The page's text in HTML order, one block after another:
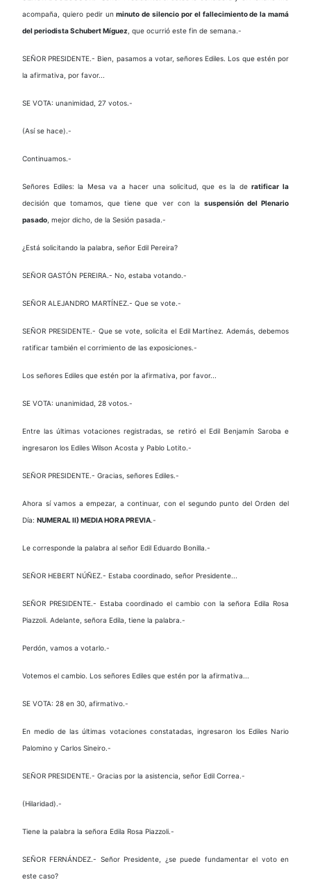
acompaña, quiero pedir unminuto de silencio por el fallecimiento de la mamá
del periodista Schubert Míguez , que ocurrió este fin de semana.-
SEÑOR PRESIDENTE.- Bien, pasamos a votar, señores Ediles. Los que estén por
la afirmativa, por favor...
SE VOTA: unanimidad, 27 votos.-
(Así se hace).-
Continuamos.-
Señores Ediles: la Mesa va a hacer una solicitud, que es la deratificar la
decisión que tomamos, que tiene que ver con la suspensión del Plenario
pasado , mejor dicho, de la Sesión pasada.-
¿Está solicitando la palabra, señor Edil Pereira?
SEÑOR GASTÓN PEREIRA.- No, estaba votando.-
SEÑOR ALEJANDRO MARTÍNEZ.- Que se vote.-
SEÑOR PRESIDENTE.- Que se vote, solicita el Edil Martínez. Además, debemos
ratificar también el corrimiento de las exposiciones.-
Los señores Ediles que estén por la afirmativa, por favor...
SE VOTA: unanimidad, 28 votos.-
Entre las últimas votaciones registradas, se retiró el Edil Benjamín Saroba e
ingresaron los Ediles Wilson Acosta y Pablo Lotito.-
SEÑOR PRESIDENTE.- Gracias, señores Ediles.-
Ahora sí vamos a empezar, a continuar, con el segundo punto del Orden del
Día: NUMERAL II) MEDIA HORA PREVIA.-
Le corresponde la palabra al señor Edil Eduardo Bonilla.-
SEÑOR HEBERT NÚÑEZ.- Estaba coordinado, señor Presidente...
SEÑOR PRESIDENTE.- Estaba coordinado el cambio con la señora Edila Rosa
Piazzoli. Adelante, señora Edila, tiene la palabra.-
Perdón, vamos a votarlo.-
Votemos el cambio. Los señores Ediles que estén por la afirmativa...
SE VOTA: 28 en 30, afirmativo.-
En medio de las últimas votaciones constatadas, ingresaron los Ediles Nario
Palomino y Carlos Sineiro.-
SEÑOR PRESIDENTE.- Gracias por la asistencia, señor Edil Correa.-
(Hilaridad).-
Tiene la palabra la señora Edila Rosa Piazzoli.-
SEÑOR FERNÁNDEZ.- Señor Presidente, ¿se puede fundamentar el voto en
este caso?